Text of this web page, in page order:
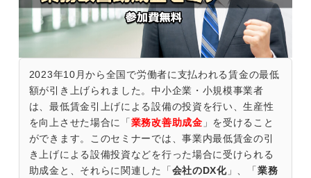
2023年10月から全国で労働者に支払われる賃金の最低
額が引き上げられました。中小企業・小規模事業者
は、最低賃金引上げによる設備の投資を行い、生産性
を向上させた場合に「業務改善助成金 」を受けること
ができます。このセミナーでは、事業内最低賃金の引
き上げによる設備投資などを行った場合に受けられる
助成金と、それらに関連した「会社のDX化」、「業務